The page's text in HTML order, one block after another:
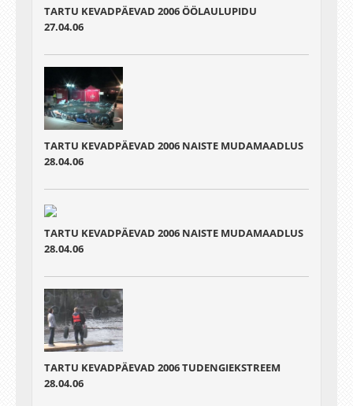
TARTU KEVADPÄEVAD 2006 ÖÖLAULUPIDU
27.04.06
TARTU KEVADPÄEVAD 2006 NAISTE MUDAMAADLUS
28.04.06
TARTU KEVADPÄEVAD 2006 NAISTE MUDAMAADLUS
28.04.06
TARTU KEVADPÄEVAD 2006 TUDENGIEKSTREEM
28.04.06